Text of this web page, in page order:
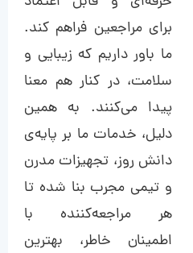
برای مراجعین فراهم کند.
ما باور داریم که زیبایی و
سلامت، در کنار هم معنا
پیدا می‌کنند. به همین
دلیل، خدمات ما بر پایه‌ی
دانش روز، تجهیزات مدرن
و تیمی مجرب بنا شده تا
هر مراجعه‌کننده با
اطمینان خاطر، بهترین